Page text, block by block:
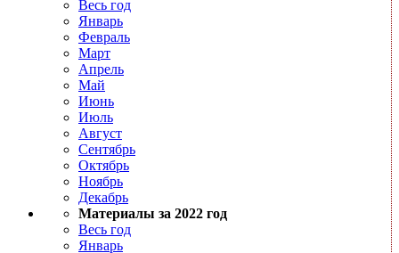
Весь год
Январь
Февраль
Март
Апрель
Май
Июнь
Июль
Август
Сентябрь
Октябрь
Ноябрь
Декабрь
Материалы за 2022 год
Весь год
Январь